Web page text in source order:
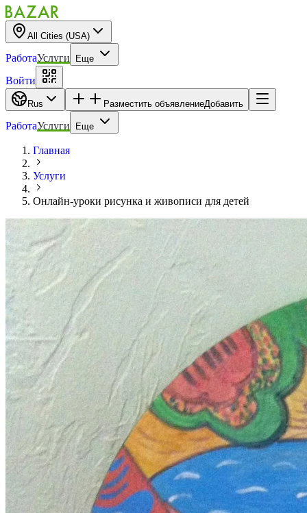
All Cities (USA)
РаботаУслуги Еще
Войти
Rus Разместить объявлениеДобавить
РаботаУслуги Еще
Главная
Услуги
Онлайн-уроки рисунка и живописи для детей